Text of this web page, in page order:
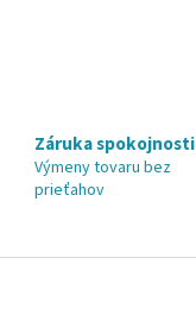
Záruka spokojnosti
Výmeny tovaru bez
prieťahov